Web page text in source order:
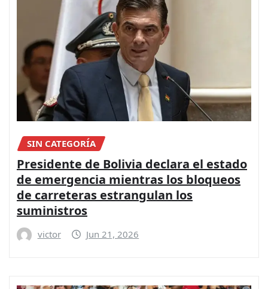
SIN CATEGORÍA
Presidente de Bolivia declara el estado
de emergencia mientras los bloqueos
de carreteras estrangulan los
suministros
victor Jun 21, 2026